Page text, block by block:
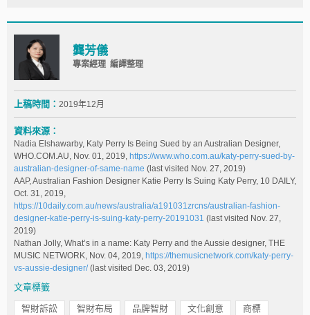
龔芳儀
專案經理 編譯整理
上稿時間： 2019年12月
資料來源：
Nadia Elshawarby, Katy Perry Is Being Sued by an Australian Designer,
WHO.COM.AU, Nov. 01, 2019, https://www.who.com.au/katy-perry-sued-by-
australian-designer-of-same-name (last visited Nov. 27, 2019)
AAP, Australian Fashion Designer Katie Perry Is Suing Katy Perry, 10 DAILY,
Oct. 31, 2019,
https://10daily.com.au/news/australia/a191031zrcns/australian-fashion-
designer-katie-perry-is-suing-katy-perry-20191031 (last visited Nov. 27,
2019)
Nathan Jolly, What’s in a name: Katy Perry and the Aussie designer, THE
MUSIC NETWORK, Nov. 04, 2019, https://themusicnetwork.com/katy-perry-
vs-aussie-designer/(last visited Dec. 03, 2019)
文章標籤
智財訴訟 智財布局 品牌智財 文化創意
商標